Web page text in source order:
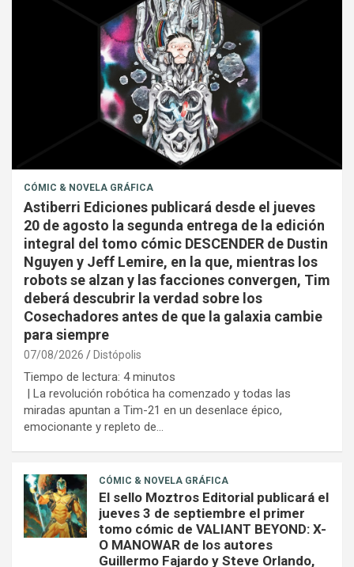
CÓMIC & NOVELA GRÁFICA
Astiberri Ediciones publicará desde el jueves
20 de agosto la segunda entrega de la edición
integral del tomo cómic DESCENDER de Dustin
Nguyen y Jeff Lemire, en la que, mientras los
robots se alzan y las facciones convergen, Tim
deberá descubrir la verdad sobre los
Cosechadores antes de que la galaxia cambie
para siempre
07/08/2026 Distópolis
Tiempo de lectura: 4 minutos
| La revolución robótica ha comenzado y todas las
miradas apuntan a Tim-21 en un desenlace épico,
emocionante y repleto de…
CÓMIC & NOVELA GRÁFICA
El sello Moztros Editorial publicará el
jueves 3 de septiembre el primer
tomo cómic de VALIANT BEYOND: X-
O MANOWAR de los autores
Guillermo Fajardo y Steve Orlando,